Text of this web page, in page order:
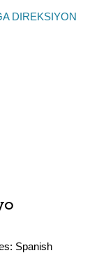
DIREKSIYON
Spanish